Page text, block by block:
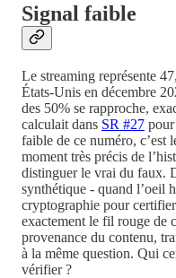
Signal faible
Le streaming représente
États-Unis en décembre
des 50% se rapproche,
calculait dans SR #27
faible de ce numéro, c’est
moment très précis de
distinguer le vrai du faux.
synthétique - quand l’oeil
cryptographie pour
exactement le fil rouge de
provenance du contenu,
à la même question. Qui
vérifier ?